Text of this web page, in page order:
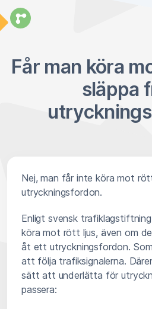
Får man köra
släppa
Nej, man får inte köra mot
utryckningsfordon.
Enligt svensk
köra mot rött ljus, även om
åt ett utryckningsfordon.
att följa trafiksignalerna.
sätt att underlätta för
passera: